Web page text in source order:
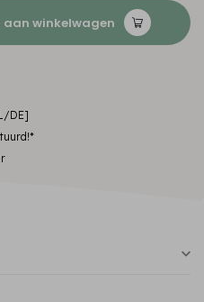
aan winkelwagen
DE]